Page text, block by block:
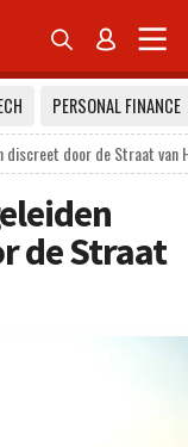
 
PERSONAL FINANCE
discreet door de Straat van
de Straat